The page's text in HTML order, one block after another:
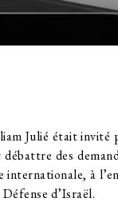
Julié était invité
des
internationale, à
d’Israël.